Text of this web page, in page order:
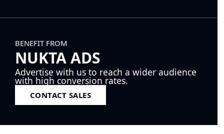
BENEFIT FROM
NUKTA ADS
Advertise with us to reach a wider audience
with high conversion rates.
CONTACT SALES